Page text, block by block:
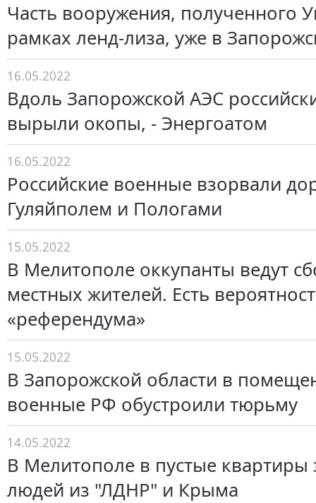
Часть вооружения, полученного
рамках ленд-лиза, уже в
16.05.2022
Вдоль Запорожской АЭС
вырыли окопы, - Энергоатом
16.05.2022
Российские военные взорвали
Гуляйполем и Пологами
15.05.2022
В Мелитополе оккупанты ведут
местных жителей. Есть
«референдума»
15.05.2022
В Запорожской области в
военные РФ обустроили тюрьму
14.05.2022
В Мелитополе в пустые квартиры
людей из "ЛДНР" и Крыма